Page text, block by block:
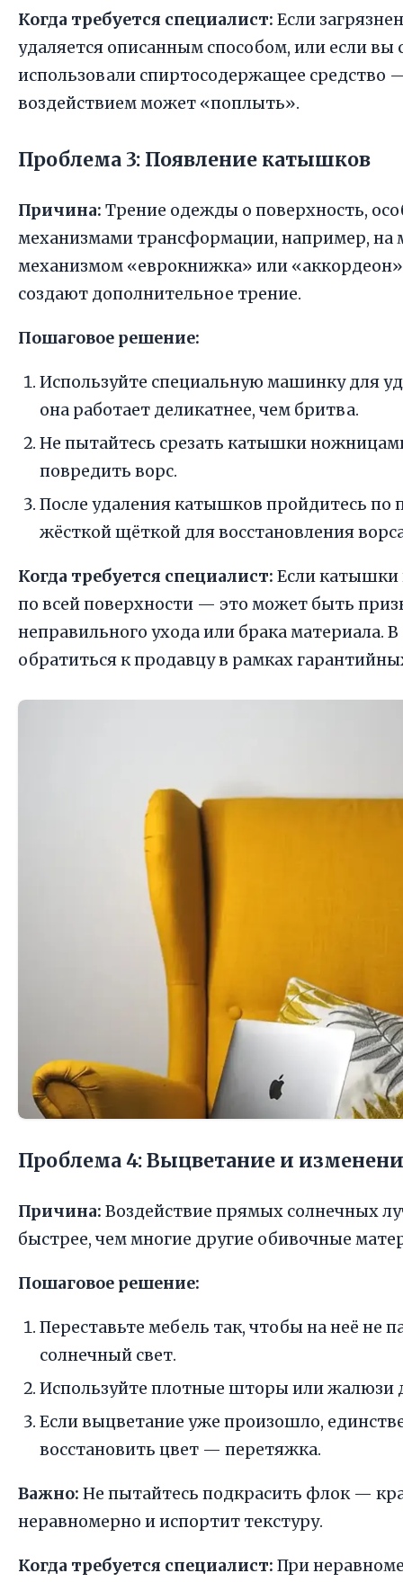
Когда требуется специалист: Если
удаляется описанным способом, или если вы
использовали спиртосодержащее средство
воздействием может «поплыть».
Проблема 3: Появление катышков
Причина: Трение одежды о поверхность,
механизмами трансформации, например, на
механизмом «еврокнижка» или
создают дополнительное трение.
Пошаговое решение:
Используйте специальную машинку для
она работает деликатнее, чем бритва.
Не пытайтесь срезать катышки
повредить ворс.
После удаления катышков пройдитесь по
жёсткой щёткой для восстановления
Когда требуется специалист: Если катышки
по всей поверхности — это может быть
неправильного ухода или брака материала. В
обратиться к продавцу в рамках
Проблема 4: Выцветание и
Причина: Воздействие прямых солнечных
быстрее, чем многие другие обивочные
Пошаговое решение:
Переставьте мебель так, чтобы на неё не
солнечный свет.
Используйте плотные шторы или жалюзи
Если выцветание уже произошло,
восстановить цвет — перетяжка.
Важно: Не пытайтесь подкрасить флок —
неравномерно и испортит текстуру.
Когда требуется специалист: При